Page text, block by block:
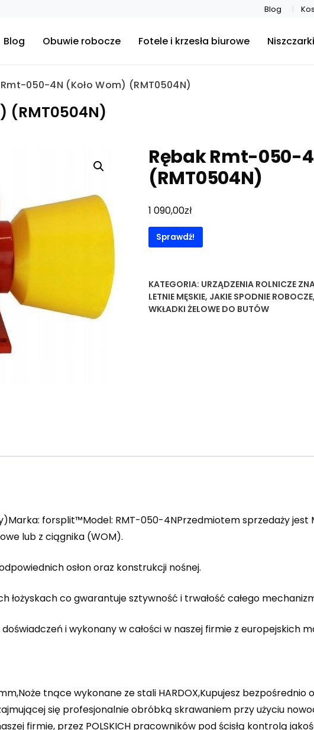
Blog
Blog Obuwie robocze Fotele i krzesła biurowe Niszczarki
050-4N (Koło Wom) (RMT0504N)
(RMT0504N)
Rębak Rmt-050-
(RMT0504N)
1 090,00zł
Sprawdź!
KATEGORIA: URZĄDZENIA ROLNICZE
LETNIE MĘSKIE, JAKIE SPODNIE ROBOCZE,
WKŁADKI ŻELOWE DO BUTÓW
forsplit™Model: RMT-050-4NPrzedmiotem sprzedaży
lub z ciągnika (WOM).
osłon oraz konstrukcji nośnej.
co gwarantuje sztywność i trwałość całego
i wykonany w całości w naszej firmie z europejskich
tnące wykonane ze stali HARDOX,Kupujesz bezpośrednio od
się profesjonalnie obróbką skrawaniem przy użyciu
firmie, przez POLSKICH pracowników pod ścisłą kontrolą